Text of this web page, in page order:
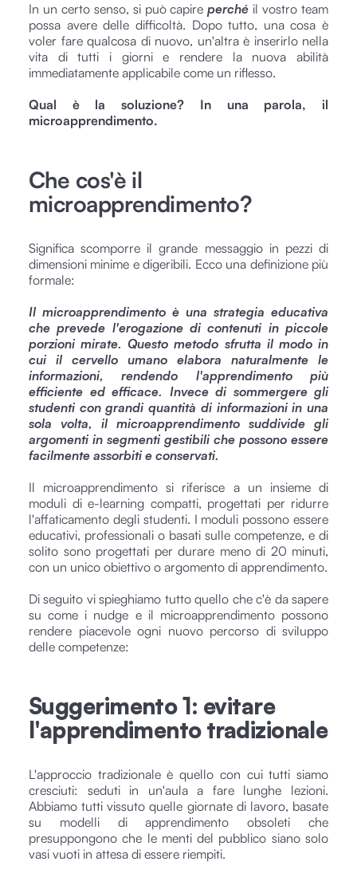
In un certo senso, si può capireperché il vostro team
possa avere delle difficoltà. Dopo tutto, una cosa è
voler fare qualcosa di nuovo, un'altra è inserirlo nella
vita di tutti i giorni e rendere la nuova abilità
immediatamente applicabile come un riflesso.
Qual è la soluzione? In una parola, il
microapprendimento.
Che cos'è il
microapprendimento?
Significa scomporre il grande messaggio in pezzi di
dimensioni minime e digeribili. Ecco una definizione più
formale:
Il microapprendimento è una strategia educativa
che prevede l'erogazione di contenuti in piccole
porzioni mirate. Questo metodo sfrutta il modo in
cui il cervello umano elabora naturalmente le
informazioni, rendendo l'apprendimento più
efficiente ed efficace. Invece di sommergere gli
studenti con grandi quantità di informazioni in una
sola volta, il microapprendimento suddivide gli
argomenti in segmenti gestibili che possono essere
facilmente assorbiti e conservati.
Il microapprendimento si riferisce a un insieme di
moduli di e-learning compatti, progettati per ridurre
l'affaticamento degli studenti. I moduli possono essere
educativi, professionali o basati sulle competenze, e di
solito sono progettati per durare meno di 20 minuti,
con un unico obiettivo o argomento di apprendimento.
Di seguito vi spieghiamo tutto quello che c'è da sapere
su come i nudge e il microapprendimento possono
rendere piacevole ogni nuovo percorso di sviluppo
delle competenze:
Suggerimento 1: evitare
l'apprendimento tradizionale
L'approccio tradizionale è quello con cui tutti siamo
cresciuti: seduti in un'aula a fare lunghe lezioni.
Abbiamo tutti vissuto quelle giornate di lavoro, basate
su modelli di apprendimento obsoleti che
presuppongono che le menti del pubblico siano solo
vasi vuoti in attesa di essere riempiti.